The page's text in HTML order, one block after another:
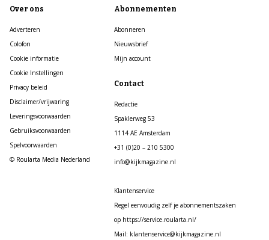
Over ons
Adverteren
Colofon
Cookie informatie
Cookie Instellingen
Privacy beleid
Disclaimer/vrijwaring
Leveringsvoorwaarden
Gebruiksvoorwaarden
Spelvoorwaarden
© Roularta Media Nederland
Abonnementen
Abonneren
Nieuwsbrief
Mijn account
Contact
Redactie
Spaklerweg 53
1114 AE Amsterdam
+31 (0)20 – 210 5300
info@kijkmagazine.nl
Klantenservice
Regel eenvoudig zelf je abonnementszaken
op https://service.roularta.nl/
Mail: klantenservice@kijkmagazine.nl